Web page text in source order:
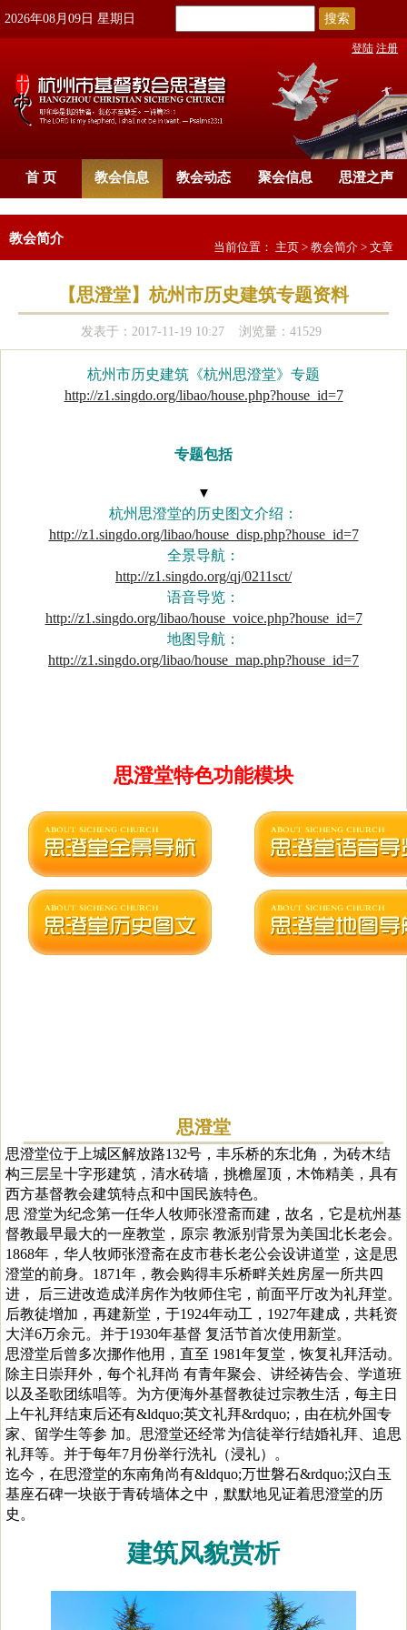
2026年08月09日 星期日 搜索
登陆 注册
首 页 教会信息 教会动态 聚会信息 思澄之声
教会简介
当前位置： 主页 > 教会简介 > 文章
【思澄堂】杭州市历史建筑专题资料
发表于：2017-11-19 10:27 浏览量：41529
杭州市历史建筑《杭州思澄堂》专题
http://z1.singdo.org/libao/house.php?house_id=7
专题包括
▼
杭州思澄堂的历史图文介绍：
http://z1.singdo.org/libao/house_disp.php?house_id=7
全景导航：
http://z1.singdo.org/qj/0211sct/
语音导览：
http://z1.singdo.org/libao/house_voice.php?house_id=7
地图导航：
http://z1.singdo.org/libao/house_map.php?house_id=7
思澄堂特色功能模块
思澄堂
思澄堂位于上城区解放路132号，丰乐桥的东北角，为砖木结
构三层呈十字形建筑，清水砖墙，挑檐屋顶，木饰精美，具有
西方基督教会建筑特点和中国民族特色。
思 澄堂为纪念第一任华人牧师张澄斋而建，故名，它是杭州基
督教最早最大的一座教堂，原宗 教派别背景为美国北长老会。
1868年，华人牧师张澄斋在皮市巷长老公会设讲道堂，这是思
澄堂的前身。1871年，教会购得丰乐桥畔关姓房屋一所共四
进， 后三进改造成洋房作为牧师住宅，前面平厅改为礼拜堂。
后教徒增加，再建新堂，于1924年动工，1927年建成，共耗资
大洋6万余元。并于1930年基督 复活节首次使用新堂。
思澄堂后曾多次挪作他用，直至 1981年复堂，恢复礼拜活动。
除主日崇拜外，每个礼拜尚 有青年聚会、讲经祷告会、学道班
以及圣歌团练唱等。为方便海外基督教徒过宗教生活，每主日
上午礼拜结束后还有&ldquo;英文礼拜&rdquo;，由在杭外国专
家、留学生等参 加。思澄堂还经常为信徒举行结婚礼拜、追思
礼拜等。并于每年7月份举行洗礼（浸礼）。
迄今，在思澄堂的东南角尚有&ldquo;万世磐石&rdquo;汉白玉
基座石碑一块嵌于青砖墙体之中，默默地见证着思澄堂的历
史。
建筑风貌赏析